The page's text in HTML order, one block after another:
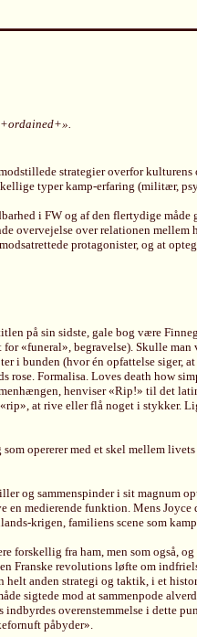
+ordained+».
strategier overfor
typer kamp-erfaring (militær,
i FW og af den flertydige
overvejelse over relationen
protagonister, og at
på sin sidste, gale bog være
«funeral», begravelse). Skulle
bunden (hvor én opfattelse siger,
Formalisa. Loves death how
henviser «Rip!» til det
at rive eller flå noget i stykker.
opererer med et skel mellem
og sammenspinder i sit magnum
medierende funktion. Mens
krigen, familiens scene som
fra ham, men som også,
Franske revolutions løfte om
anden strategi og taktik, i et
sigtede mod at sammenpode
overenstemmelse i dette
påbyder».